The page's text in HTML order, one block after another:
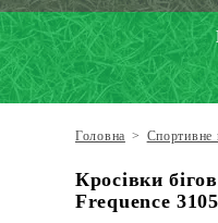
Головна > Спортивне
Кросівки
Frequence